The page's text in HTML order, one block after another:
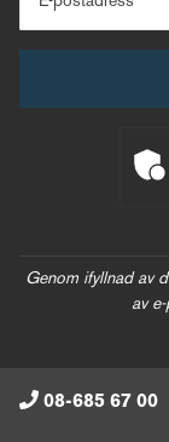
Genom ifyllnad av
av
08-685 67 00